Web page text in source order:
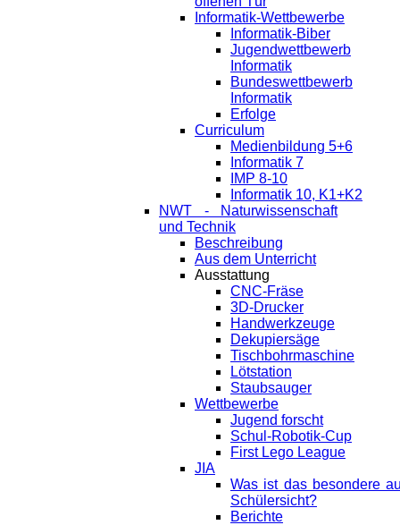
Informatik-Wettbewerbe
Informatik-Biber
Jugendwettbewerb
Informatik
Bundeswettbewerb
Informatik
Erfolge
Curriculum
Medienbildung 5+6
Informatik 7
IMP 8-10
Informatik 10, K1+K2
NWT - Naturwissenschaft
und Technik
Beschreibung
Aus dem Unterricht
Ausstattung
CNC-Fräse
3D-Drucker
Handwerkzeuge
Dekupiersäge
Tischbohrmaschine
Lötstation
Staubsauger
Wettbewerbe
Jugend forscht
Schul-Robotik-Cup
First Lego League
JIA
Was ist das besondere
Schülersicht?
Berichte